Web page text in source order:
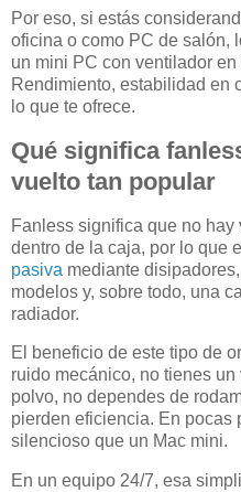
Por eso, si estás
oficina o como PC de salón,
un mini PC con ventilador
Rendimiento, estabilidad en
lo que te ofrece.
Qué significa
vuelto tan popular
Fanless significa que no
dentro de la caja, por lo que
pasiva mediante disipadores,
modelos y, sobre todo, una
radiador.
El beneficio de este tipo de
ruido mecánico, no tienes
polvo, no dependes de
pierden eficiencia. En pocas
silencioso que un Mac mini.
En un equipo 24/7, esa